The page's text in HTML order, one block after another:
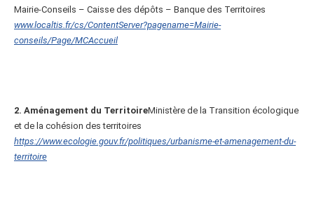
Mairie-Conseils – Caisse des dépôts – Banque des Territoires
www.localtis.fr/cs/ContentServer?pagename=Mairie-
conseils/Page/MCAccueil
2. Aménagement du TerritoireMinistère de la Transition écologique
et de la cohésion des territoires
https://www.ecologie.gouv.fr/politiques/urbanisme-et-amenagement-du-
territoire